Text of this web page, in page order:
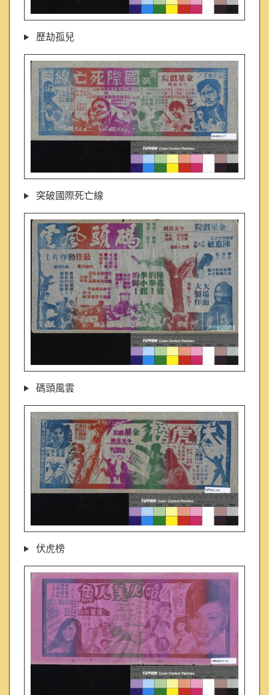
歷劫孤兒
突破國際死亡線
碼頭風雲
伏虎榜